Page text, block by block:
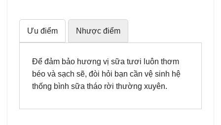
Ưu điểm Nhược điểm
Để đảm bảo hương vị sữa tươi luôn thơm
béo và sạch sẽ, đòi hỏi bạn cần vệ sinh hệ
thống bình sữa tháo rời thường xuyên.